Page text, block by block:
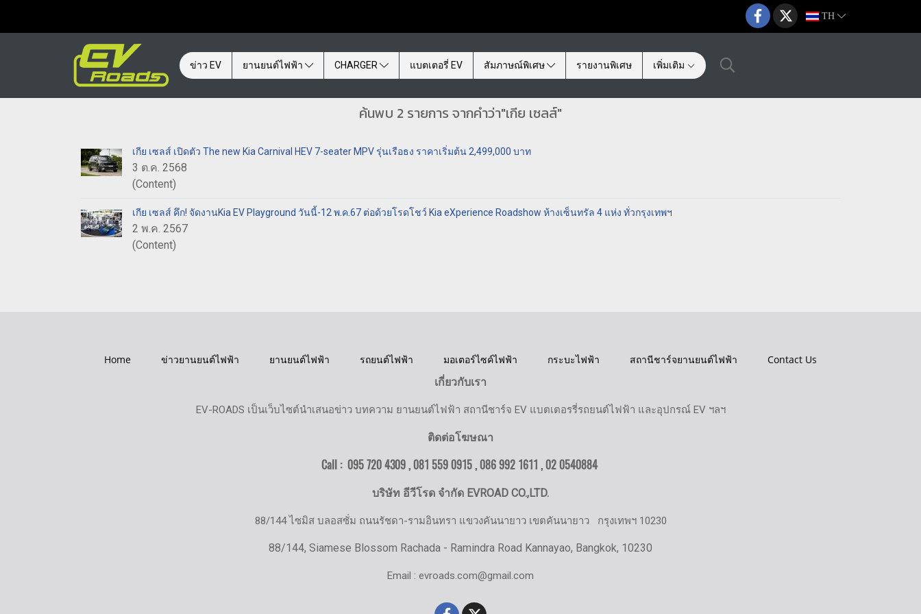
TH
ข่าว EV ยานยนต์ไฟฟ้า CHARGER แบตเตอรี่ EV สัมภาษณ์พิเศษ รายงานพิเศษ เพิ่มเติม
ค้นพบ 2 รายการ จากคำว่า"เกีย เซลส์"
เกีย เซลส์ เปิดตัว The new Kia Carnival HEV 7-seater MPV รุ่นเรือธง ราคาเริ่มต้น 2,499,000 บาท
3 ต.ค. 2568
(Content)
เกีย เซลส์ คึก! จัดงานKia EV Playground วันนี้-12 พ.ค.67 ต่อด้วยโรดโชว์ Kia eXperience Roadshow ห้างเซ็นทรัล 4 แห่ง ทั่วกรุงเทพฯ
2 พ.ค. 2567
(Content)
Home ข่าวยานยนต์ไฟฟ้า ยานยนต์ไฟฟ้า รถยนต์ไฟฟ้า มอเตอร์ไซค์ไฟฟ้า กระบะไฟฟ้า สถานีชาร์จยานยนต์ไฟฟ้า
Contact Us
เกี่ยวกับเรา
EV-ROADS เป็นเว็บไซต์นำเสนอข่าว บทความ ยานยนต์ไฟฟ้า สถานีชาร์จ EV แบตเตอรรี่รถยนต์ไฟฟ้า และอุปกรณ์ EV ฯลฯ
ติดต่อโฆษณา
Call : 095 720 4309 , 081 559 0915 , 086 992 1611 ,02 0540884
บริษัท อีวีโรด จำกัด EVROAD CO.,LTD.
88/144 ไซมิส บลอสซั่ม ถนนรัชดา-รามอินทรา แขวงคันนายาว เขตคันนายาว กรุงเทพฯ 10230
88/144, Siamese Blossom Rachada - Ramindra Road Kannayao, Bangkok, 10230
Email : evroads.com@gmail.com